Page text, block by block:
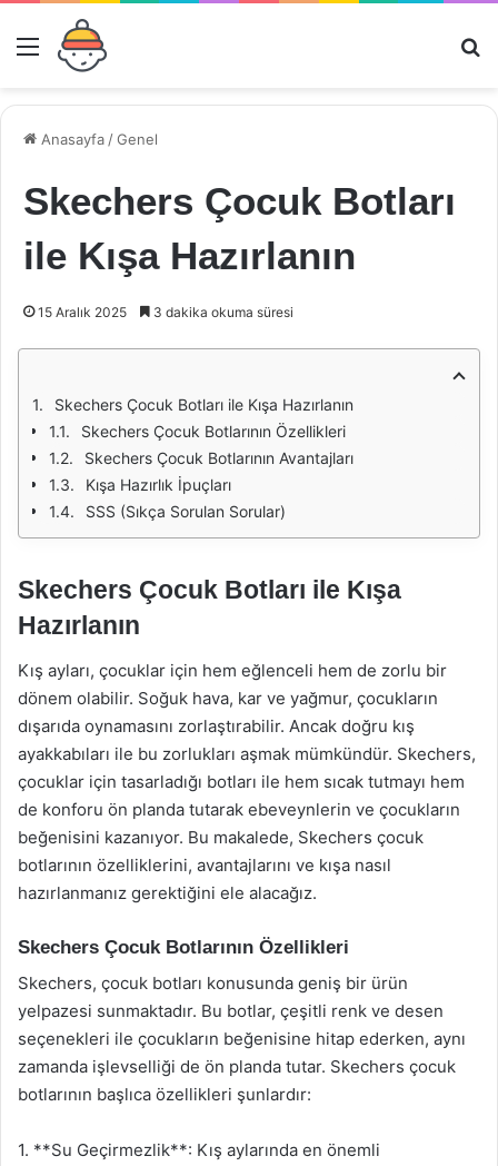
Menü
Anasayfa /Genel
Skechers Çocuk Botları
ile Kışa Hazırlanın
15 Aralık 2025 3 dakika okuma süresi
Skechers Çocuk Botları ile Kışa Hazırlanın
Skechers Çocuk Botlarının Özellikleri
Skechers Çocuk Botlarının Avantajları
Kışa Hazırlık İpuçları
SSS (Sıkça Sorulan Sorular)
Skechers Çocuk Botları ile Kışa
Hazırlanın
Kış ayları, çocuklar için hem eğlenceli hem de zorlu bir
dönem olabilir. Soğuk hava, kar ve yağmur, çocukların
dışarıda oynamasını zorlaştırabilir. Ancak doğru kış
ayakkabıları ile bu zorlukları aşmak mümkündür. Skechers,
çocuklar için tasarladığı botları ile hem sıcak tutmayı hem
de konforu ön planda tutarak ebeveynlerin ve çocukların
beğenisini kazanıyor. Bu makalede, Skechers çocuk
botlarının özelliklerini, avantajlarını ve kışa nasıl
hazırlanmanız gerektiğini ele alacağız.
Skechers Çocuk Botlarının Özellikleri
Skechers, çocuk botları konusunda geniş bir ürün
yelpazesi sunmaktadır. Bu botlar, çeşitli renk ve desen
seçenekleri ile çocukların beğenisine hitap ederken, aynı
zamanda işlevselliği de ön planda tutar. Skechers çocuk
botlarının başlıca özellikleri şunlardır:
1. **Su Geçirmezlik**: Kış aylarında en önemli